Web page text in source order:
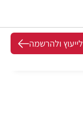
לייעוץ ולהרשמה